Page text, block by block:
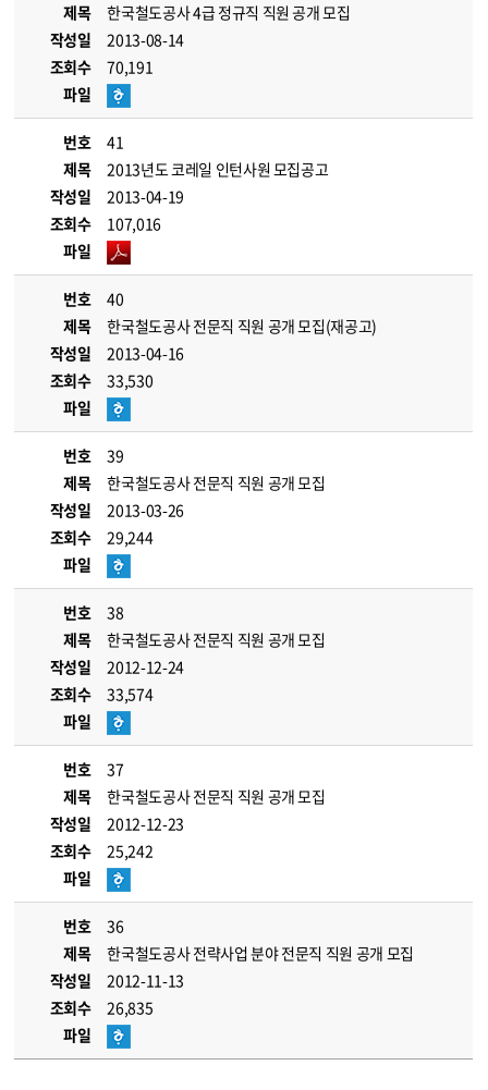
제목
한국철도공사 4급 정규직 직원 공개 모집
작성일
2013-08-14
조회수
70,191
파일
번호
41
제목
2013년도 코레일 인턴사원 모집공고
작성일
2013-04-19
조회수
107,016
파일
번호
40
제목
한국철도공사 전문직 직원 공개 모집(재공고)
작성일
2013-04-16
조회수
33,530
파일
번호
39
제목
한국철도공사 전문직 직원 공개 모집
작성일
2013-03-26
조회수
29,244
파일
번호
38
제목
한국철도공사 전문직 직원 공개 모집
작성일
2012-12-24
조회수
33,574
파일
번호
37
제목
한국철도공사 전문직 직원 공개 모집
작성일
2012-12-23
조회수
25,242
파일
번호
36
제목
한국철도공사 전략사업 분야 전문직 직원 공개 모집
작성일
2012-11-13
조회수
26,835
파일